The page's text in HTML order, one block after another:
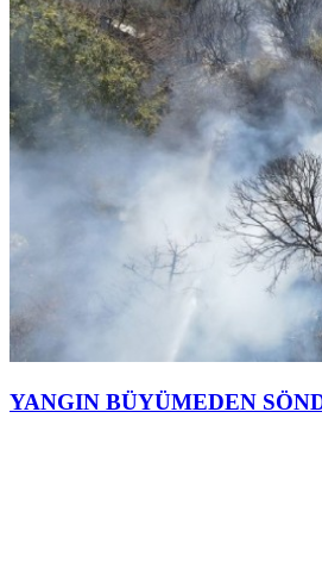
YANGIN BÜYÜMEDEN